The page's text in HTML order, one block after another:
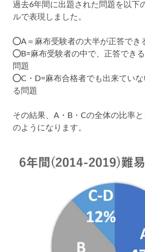
過去6年間に出題された問題を以下
ルで表現しました。
A＝麻布受験者の大半が正答でき
B=麻布受験者の中で、正答でき
問題
C・D=麻布合格者でも出来てい
る問題
その結果、A・B・Cの全体の比率
のようになります。